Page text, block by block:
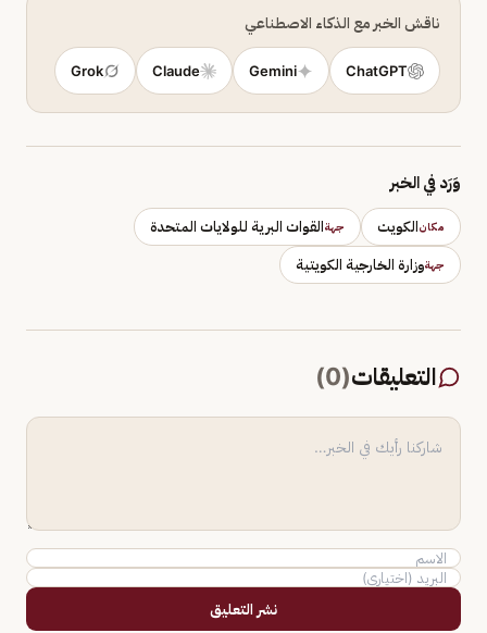
ناقش الخبر مع الذكاء الاصطناعي
ChatGPT
Gemini
Claude
Grok
وَرَد في الخبر
مكانالكويت جهةالقوات البرية للولايات المتحدة
جهةوزارة الخارجية الكويتية
التعليقات(
0
)
نشر التعليق